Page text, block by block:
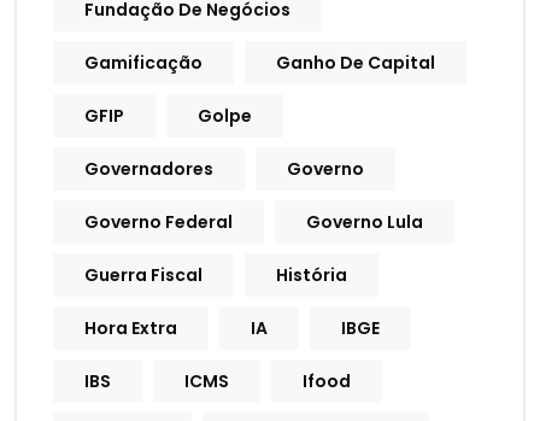
Fundação De Negócios
Gamificação Ganho De Capital
GFIP Golpe
Governadores Governo
Governo Federal Governo Lula
Guerra Fiscal História
Hora Extra IA IBGE
IBS ICMS Ifood